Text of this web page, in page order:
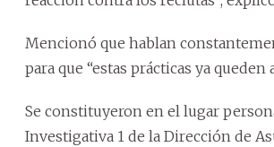
Mencionó que hablan
para que “estas prácticas ya queden
Se constituyeron en el lugar
Investigativa 1 de la Dirección de